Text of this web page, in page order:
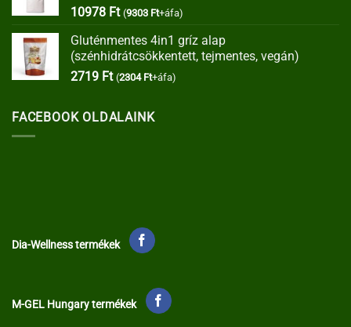
10978 Ft (9303 Ft+áfa)
Gluténmentes 4in1 gríz alap
(szénhidrátcsökkentett, tejmentes, vegán)
2719 Ft (2304 Ft+áfa)
FACEBOOK OLDALAINK
Dia-Wellness termékek
M-GEL Hungary termékek